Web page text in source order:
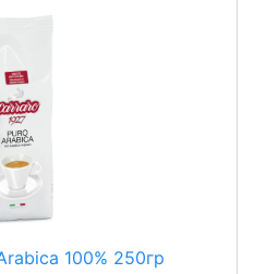
100% 250гр